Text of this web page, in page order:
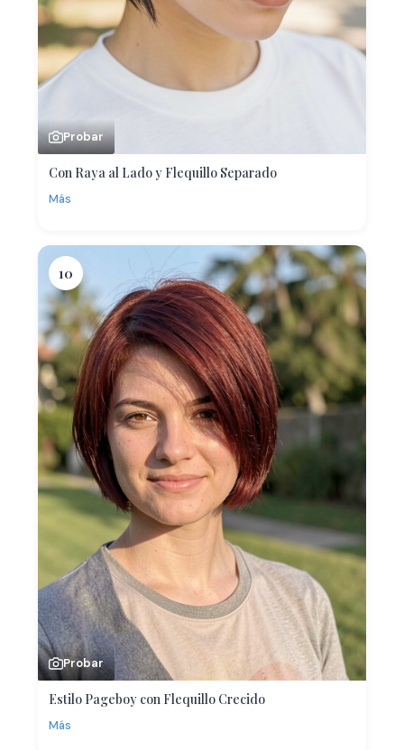
Probar
Con Raya al Lado y Flequillo Separado
Más
10
Probar
Estilo Pageboy con Flequillo Crecido
Más